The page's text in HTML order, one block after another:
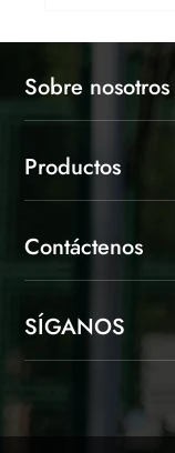
Sobre nosotros
Productos
Contáctenos
SÍGANOS